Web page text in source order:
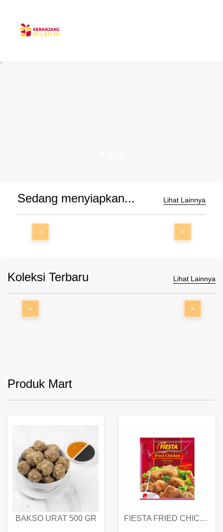
`
Sedang menyiapkan... Lihat Lainnya
< >
Koleksi Terbaru Lihat Lainnya
< >
Produk Mart
BAKSO URAT 500 GR FIESTA FRIED CHICKEN 500 GR